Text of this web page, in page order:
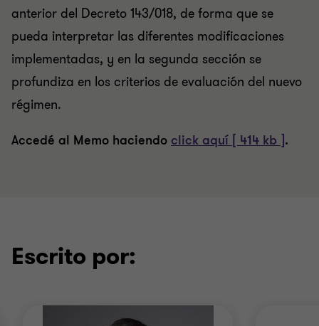
anterior del Decreto 143/018, de forma que se
pueda interpretar las diferentes modificaciones
implementadas, y en la segunda sección se
profundiza en los criterios de evaluación del nuevo
régimen.
Accedé al Memo haciendo click aquí [ 414 kb ].
Escrito por: